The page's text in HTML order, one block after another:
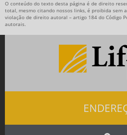
O conteúdo do texto desta página é de direito
total, mesmo citando nossos links, é proibida sem
violação de direito autoral – artigo 184 do Código
autorais.